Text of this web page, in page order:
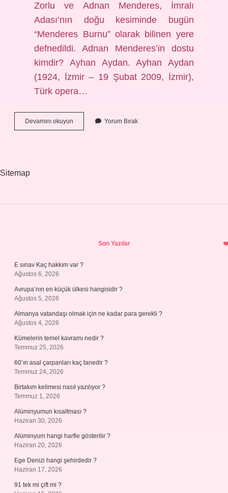
Zorlu ve Adnan Menderes, İmralı
Adası’nın doğu kesiminde bugün
“Menderes Burnu” olarak bilinen yere
defnedildi. Adnan Menderes’in dostu
kimdir? Ayhan Aydan. Ayhan Aydan
(1924, İzmir – 19 Şubat 2009, İzmir),
Türk opera…
Devamını okuyun
Menderes
Yorum Bırak
Sitemap
Son Yazılar
E sınav Kaç hakkım var ?
Ağustos 6, 2026
Avrupa’nın en küçük ülkesi hangisidir ?
Ağustos 5, 2026
Almanya vatandaşı olmak için ne kadar para gerekli ?
Ağustos 4, 2026
Kümelerin temel kavramı nedir ?
Temmuz 25, 2026
60’ın asal çarpanları kaç tanedir ?
Temmuz 24, 2026
Birtakım kelimesi nasıl yazılıyor ?
Temmuz 1, 2026
Alüminyumun kısaltması ?
Haziran 30, 2026
Alüminyum hangi harfle gösterilir ?
Haziran 20, 2026
Ege Denizi hangi şehirdedir ?
Haziran 17, 2026
91 tek mi çift mi ?